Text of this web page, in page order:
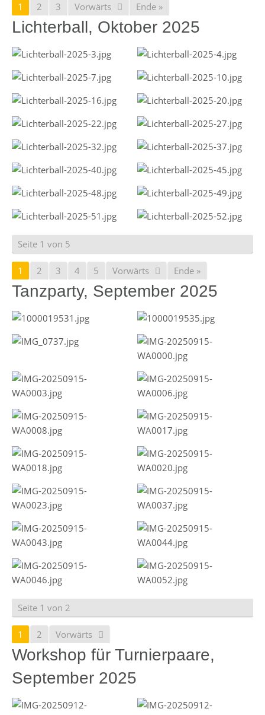
1 2 3 Vorwärts Ende »
Lichterball, Oktober 2025
Seite 1 von 5
1 2 3 4 5 Vorwärts Ende »
Tanzparty, September 2025
Seite 1 von 2
1 2 Vorwärts
Workshop für Turnierpaare,
September 2025